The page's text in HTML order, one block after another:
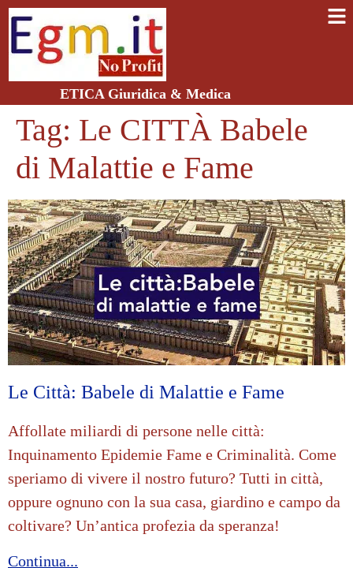
ETICA Giuridica & Medica
Tag: Le CITTÀ Babele
di Malattie e Fame
Le Città: Babele di Malattie e Fame
Affollate miliardi di persone nelle città:
Inquinamento Epidemie Fame e Criminalità. Come
speriamo di vivere il nostro futuro? Tutti in città,
oppure ognuno con la sua casa, giardino e campo da
coltivare? Un’antica profezia da speranza!
Continua...